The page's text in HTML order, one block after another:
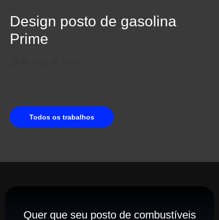
Design posto de gasolina
Prime
Todos os trabalhos
Quer que seu posto de combustíveis